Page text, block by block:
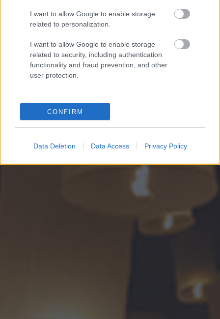
I want to allow Google to enable storage
related to personalization.
I want to allow Google to enable storage
related to security, including authentication
functionality and fraud prevention, and other
user protection.
CONFIRM
Data Deletion Data Access Privacy Policy